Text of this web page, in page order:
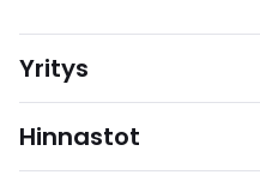
Yritys
Hinnastot